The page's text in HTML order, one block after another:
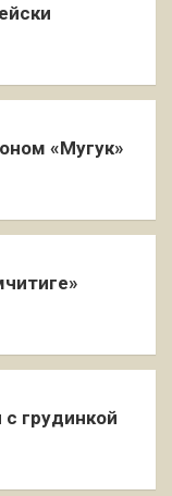
«Мугук»
грудинкой